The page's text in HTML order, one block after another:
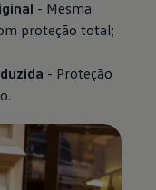
- Mesma
proteção total;
- Proteção